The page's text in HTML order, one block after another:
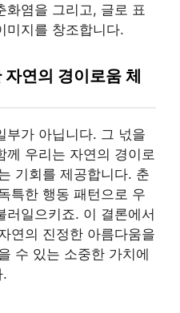
화염을 그리고, 글로 표
미지를 창조합니다.
연의 경이로움 체
부가 아닙니다. 그 넋을
께 우리는 자연의 경이로
기회를 제공합니다. 춘
특한 행동 패턴으로 우
러일으키죠. 이 결론에서
연의 진정한 아름다움을
수 있는 소중한 가치에
.